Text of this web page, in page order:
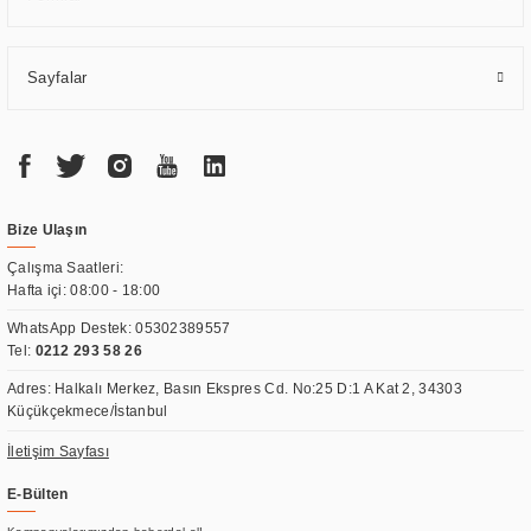
Sayfalar
Bize Ulaşın
Çalışma Saatleri:
Hafta içi: 08:00 - 18:00
WhatsApp Destek:05302389557
Tel: 0212 293 58 26
Adres: Halkalı Merkez, Basın Ekspres Cd. No:25 D:1 A Kat 2, 34303
Küçükçekmece/İstanbul
İletişim Sayfası
E-Bülten